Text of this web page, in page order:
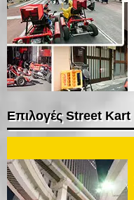
Επιλογές Street Kart